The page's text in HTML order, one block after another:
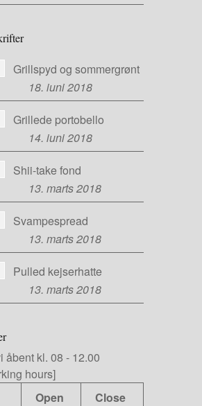
Grillspyd og sommergrønt
18. juni 2018
Grillede portobello
14. juni 2018
Shii-take fond
13. marts 2018
Svampespread
13. marts 2018
Pulled kejserhatte
13. marts 2018
åbent kl. 08 - 12.00
hours]
Open
Close